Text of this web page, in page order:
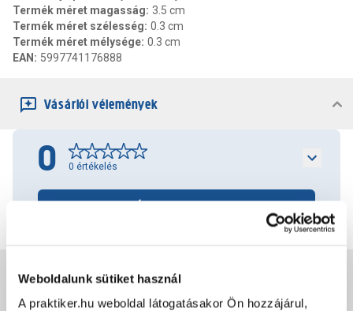
Weboldalunk sütiket használ
A praktiker.hu weboldal látogatásakor Ön hozzájárul,
Termék méret magasság: 3.5 cm
Termék méret szélesség: 0.3 cm
Termék méret mélysége: 0.3 cm
EAN : 5997741176888
Vásárlói vélemények
0 0 értékelés
Értékelés írása
Jótállás, szavatosság